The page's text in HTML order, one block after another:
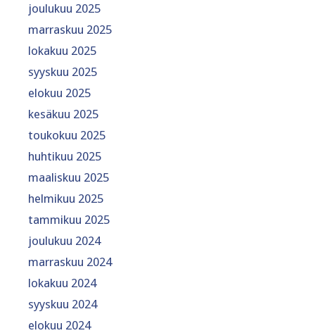
joulukuu 2025
marraskuu 2025
lokakuu 2025
syyskuu 2025
elokuu 2025
kesäkuu 2025
toukokuu 2025
huhtikuu 2025
maaliskuu 2025
helmikuu 2025
tammikuu 2025
joulukuu 2024
marraskuu 2024
lokakuu 2024
syyskuu 2024
elokuu 2024